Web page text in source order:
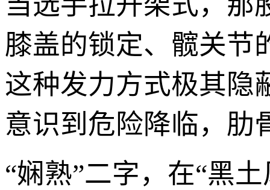
膝盖的锁定、髋关节
这种发力方式极其隐
意识到危险降临，肋
“娴熟”二字，在“黑